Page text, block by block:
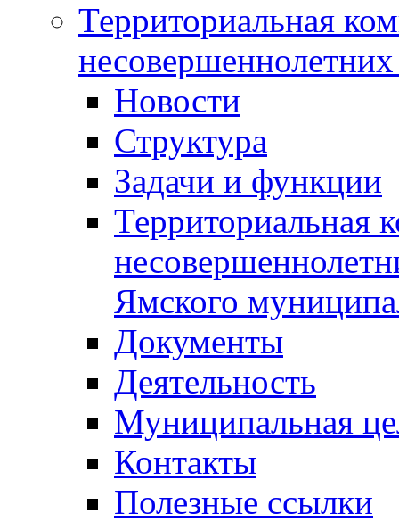
Территориальная
Новости
Структура
Задачи и функции
Территориальная
Ямского
Документы
Деятельность
Муниципальная
Контакты
Полезные ссылки